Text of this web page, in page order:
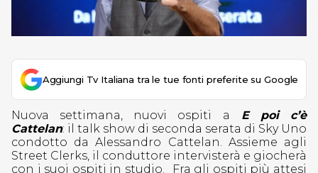
Aggiungi Tv Italiana tra le tue fonti preferite su Google
Nuova settimana, nuovi ospiti a E poi c’è
Cattelan: il talk show di seconda serata di Sky Uno
condotto da Alessandro Cattelan. Assieme agli
Street Clerks, il conduttore intervisterà e giocherà
con i suoi ospiti in studio.
Fra gli ospiti più attesi